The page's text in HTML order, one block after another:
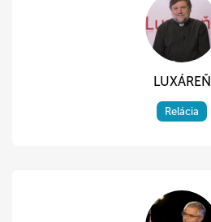
LUXÁREŇ
Relácia